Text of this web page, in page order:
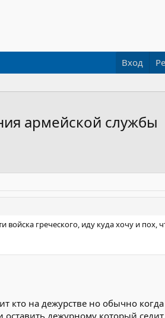
Вход
армейской службы
греческого, иду куда хочу и пох,
на дежурстве но обычно
дежурному который